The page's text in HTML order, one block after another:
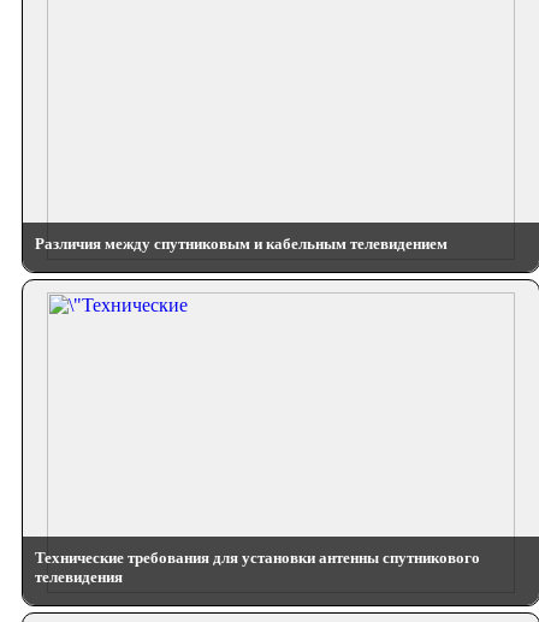
Различия между спутниковым и кабельным телевидением
Технические требования для установки антенны спутникового
телевидения